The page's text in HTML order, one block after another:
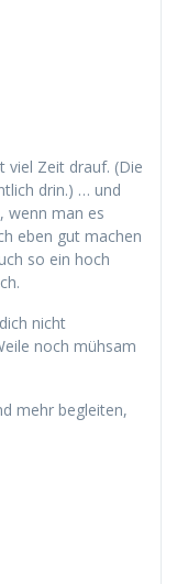
viel Zeit drauf. (Die
drin.) … und
wenn man es
eben gut machen
so ein hoch
nicht
noch mühsam
mehr begleiten,